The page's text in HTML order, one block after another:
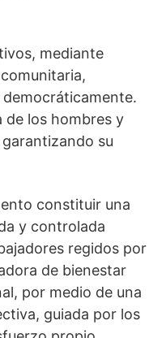
mediante
de los hombres y
su
constituir una
y controlada
regidos por
de bienestar
por medio de una
guiada por los